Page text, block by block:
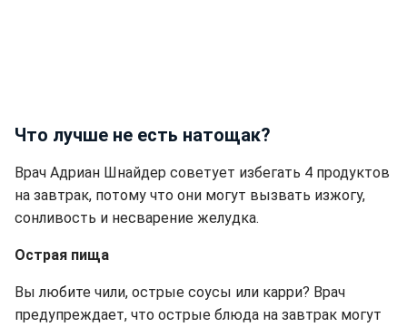
Что лучше не есть натощак?
Врач Адриан Шнайдер советует избегать 4 продуктов
на завтрак, потому что они могут вызвать изжогу,
сонливость и несварение желудка.
Острая пища
Вы любите чили, острые соусы или карри? Врач
предупреждает, что острые блюда на завтрак могут